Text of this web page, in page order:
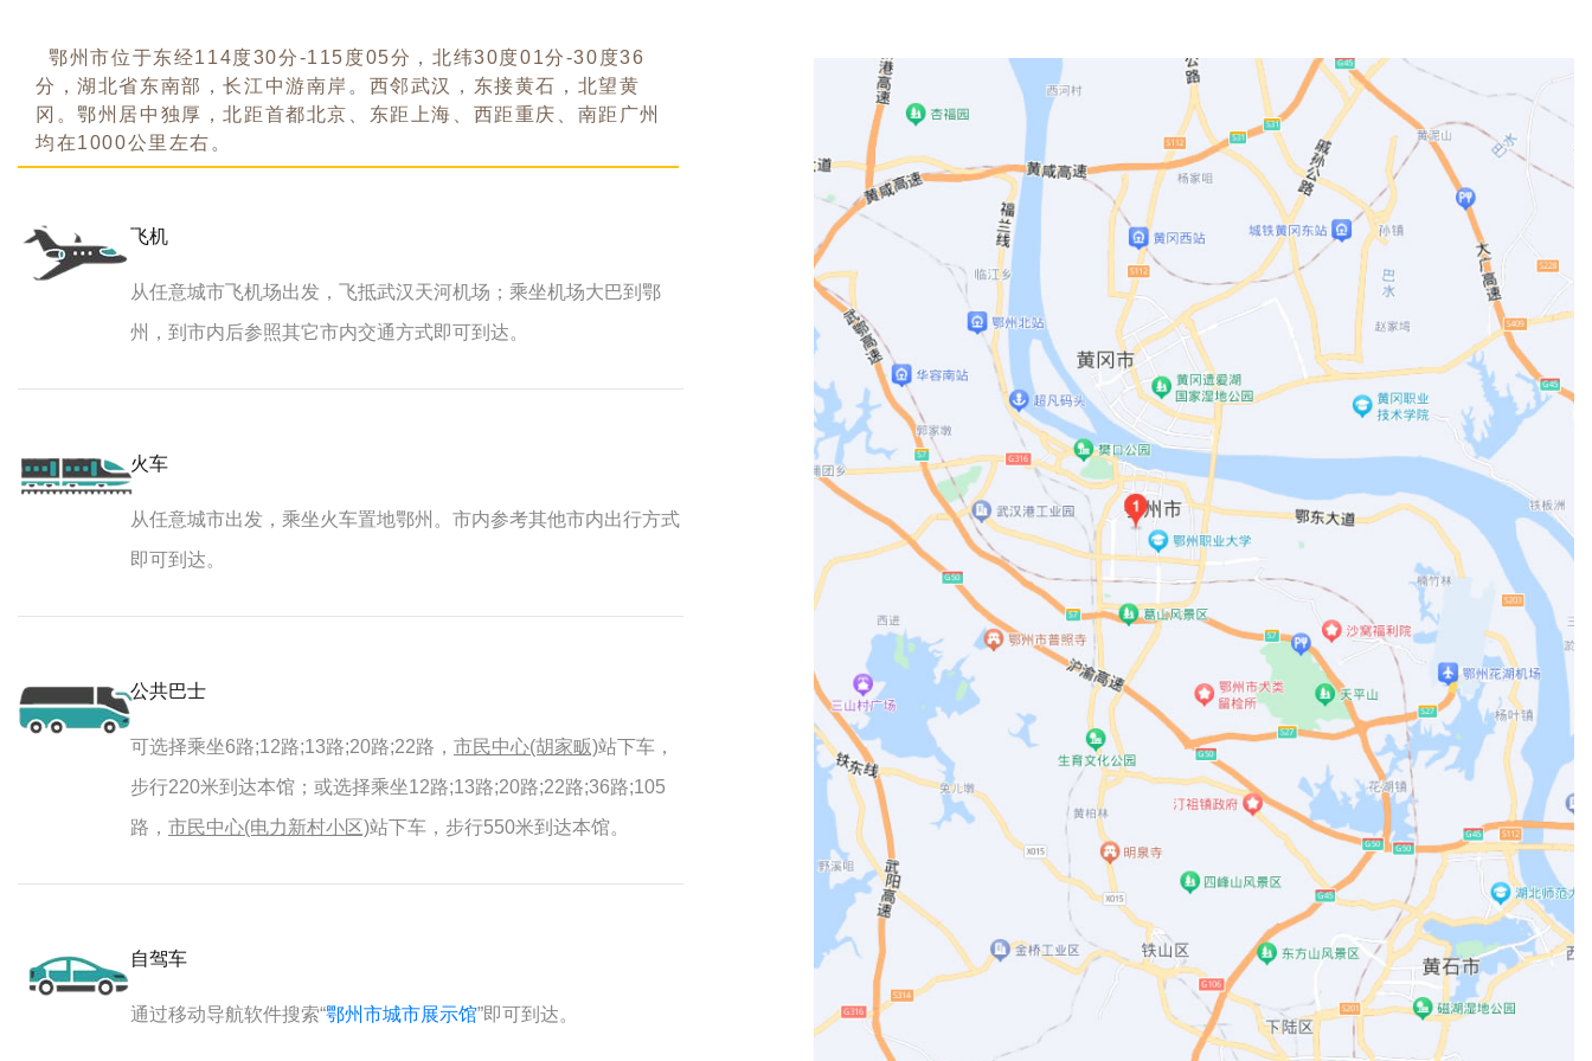
鄂州市位于东经114度30分-115度05分，北纬30度01分-30度36
分，湖北省东南部，长江中游南岸。西邻武汉，东接黄石，北望黄
冈。鄂州居中独厚，北距首都北京、东距上海、西距重庆、南距广州
均在1000公里左右。
飞机
从任意城市飞机场出发，飞抵武汉天河机场；乘坐机场大巴到鄂
州，到市内后参照其它市内交通方式即可到达。
火车
从任意城市出发，乘坐火车置地鄂州。市内参考其他市内出行方式
即可到达。
公共巴士
可选择乘坐6路;12路;13路;20路;22路， 市民中心(胡家畈)站下车，
步行220米到达本馆；或选择乘坐12路;13路;20路;22路;36路;105
路， 市民中心(电力新村小区)站下车，步行550米到达本馆。
自驾车
通过移动导航软件搜索“鄂州市城市展示馆”即可到达。